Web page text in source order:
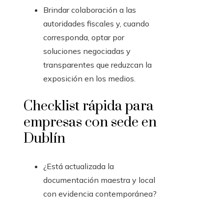
Brindar colaboración a las
autoridades fiscales y, cuando
corresponda, optar por
soluciones negociadas y
transparentes que reduzcan la
exposición en los medios.
Checklist rápida para
empresas con sede en
Dublín
¿Está actualizada la
documentación maestra y local
con evidencia contemporánea?